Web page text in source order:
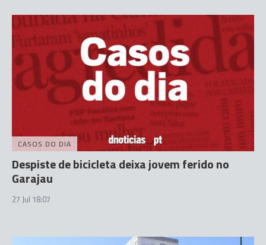
CASOS DO DIA
Despiste de bicicleta deixa jovem ferido no
Garajau
27 Jul 18:07